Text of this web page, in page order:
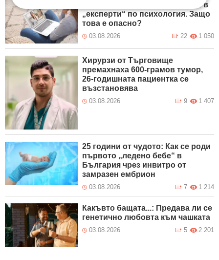
Интернет превърна всички ни в
„експерти“ по психология. Защо
това е опасно?
03.08.2026 1 050
22
Хирурзи от Търговище
премахнаха 600-грамов тумор,
26-годишната пациентка се
възстановява
03.08.2026 1 407
9
25 години от чудото: Как се роди
първото „ледено бебе“ в
България чрез инвитро от
замразен ембрион
03.08.2026 1 214
7
Какъвто бащата...: Предава ли се
генетично любовта към чашката
03.08.2026 2 201
5